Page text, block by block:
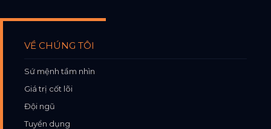
VỀ CHÚNG TÔI
Sứ mệnh tầm nhìn
Giá trị cốt lõi
Đội ngũ
Tuyển dụng